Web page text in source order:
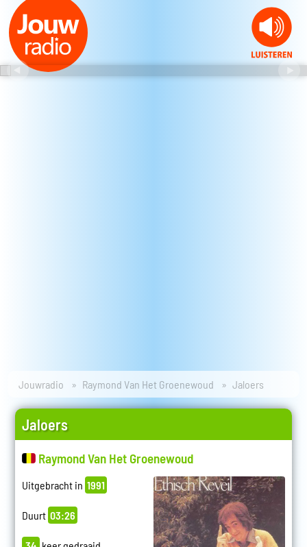
Jouwradio Raymond Van Het Groenewoud Jaloers
Jaloers
Raymond Van Het Groenewoud
Uitgebracht in 1991
Duurt 03:26